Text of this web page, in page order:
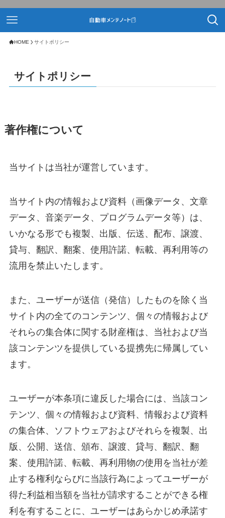
HOME サイトポリシー
サイトポリシー
著作権について
当サイトは当社が運営しています。
当サイト内の情報および資料（画像データ、文章
データ、音楽データ、プログラムデータ等）は、
いかなる形でも複製、出版、伝送、配布、譲渡、
貸与、翻訳、翻案、使用許諾、転載、再利用等の
流用を禁止いたします。
また、ユーザーが送信（発信）したものを除く当
サイト内の全てのコンテンツ、個々の情報および
それらの集合体に関する財産権は、当社および当
該コンテンツを提供している提携先に帰属してい
ます。
ユーザーが本条項に違反した場合には、当該コン
テンツ、個々の情報および資料、情報および資料
の集合体、ソフトウェアおよびそれらを複製、出
版、公開、送信、頒布、譲渡、貸与、翻訳、翻
案、使用許諾、転載、再利用物の使用を当社が差
止する権利ならびに当該行為によってユーザーが
得た利益相当額を当社が請求することができる権
利を有することに、ユーザーはあらかじめ承諾す